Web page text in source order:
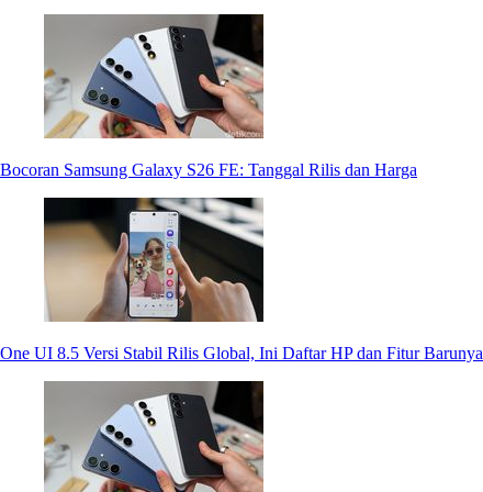
Bocoran Samsung Galaxy S26 FE: Tanggal Rilis dan Harga
One UI 8.5 Versi Stabil Rilis Global, Ini Daftar HP dan Fitur Barunya